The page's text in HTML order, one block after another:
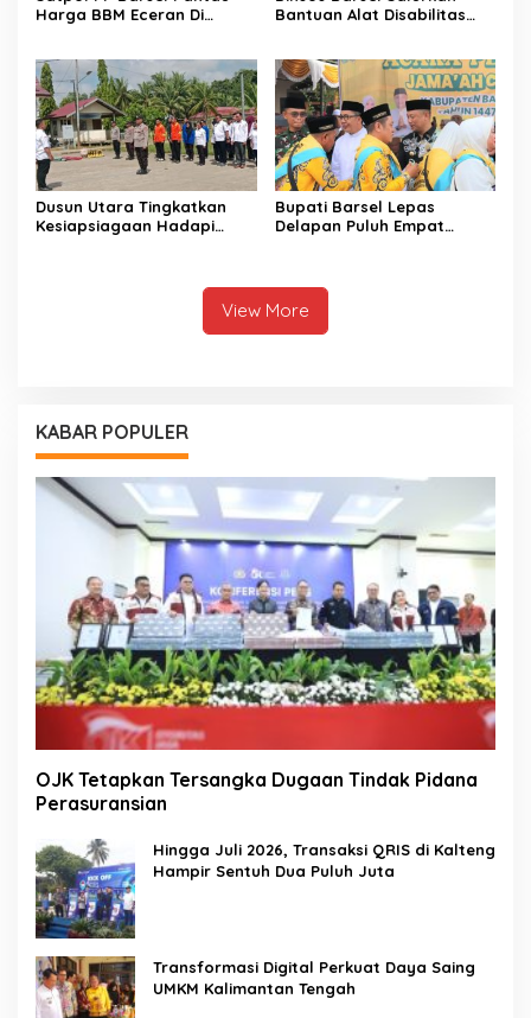
Harga BBM Eceran Di
Bantuan Alat Disabilitas
Dusun Utara Tingkatkan
Kesiapsiagaan Hadapi
Bupati Barsel Lepas
Delapan Puluh Empat
View More
KABAR POPULER
OJK Tetapkan Tersangka Dugaan Tindak Pidana
Perasuransian
Hingga Juli 2026, Transaksi QRIS di Kalteng
Hampir Sentuh Dua Puluh Juta
Transformasi Digital Perkuat Daya Saing
UMKM Kalimantan Tengah